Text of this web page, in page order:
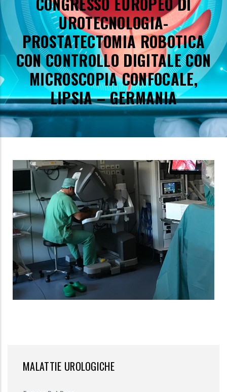
UROTECNOLOGIA-
PROSTATECTOMIA ROBOTICA
CON CONTROLLO DIGITALE CON
MICROSCOPIA CONFOCALE,
LIPSIA – GERMANIA
MALATTIE UROLOGICHE